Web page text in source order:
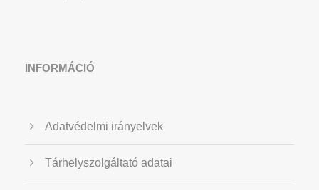
INFORMÁCIÓ
Adatvédelmi irányelvek
Tárhelyszolgáltató adatai